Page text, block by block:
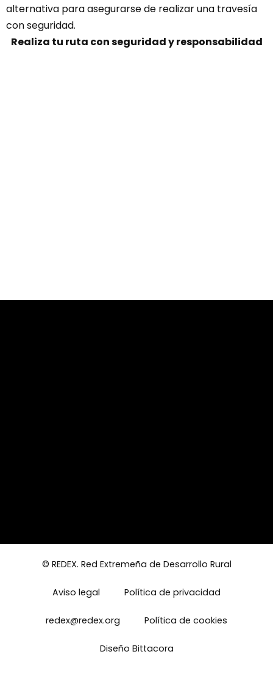
alternativa para asegurarse de realizar una travesía
con seguridad.
Realiza tu ruta con seguridad y responsabilidad
© REDEX. Red Extremeña de Desarrollo Rural
Aviso legal Política de privacidad
redex@redex.org Política de cookies
Diseño Bittacora